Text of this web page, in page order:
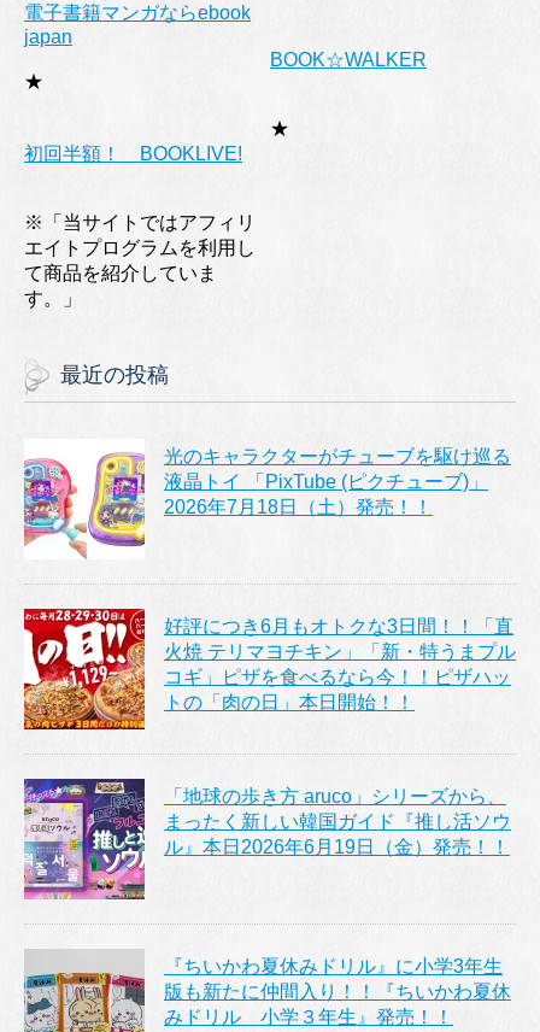
電子書籍マンガならebook
japan
★
BOOK☆WALKER
★
初回半額！ BOOKLIVE!
※「当サイトではアフィリ
エイトプログラムを利用し
て商品を紹介していま
す。」
最近の投稿
光のキャラクターがチューブを駆け巡る
液晶トイ 「PixTube (ピクチューブ)」
2026年7月18日（土）発売！！
好評につき6月もオトクな3日間！！「直
火焼 テリマヨチキン」「新・特うまプル
コギ」ピザを食べるなら今！！ピザハッ
トの「肉の日」本日開始！！
「地球の歩き方 aruco」シリーズから、
まったく新しい韓国ガイド『推し活ソウ
ル』本日2026年6月19日（金）発売！！
『ちいかわ夏休みドリル』に小学3年生
版も新たに仲間入り！！『ちいかわ夏休
みドリル 小学３年生』発売！！